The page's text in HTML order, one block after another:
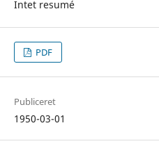
Intet resumé
PDF
Publiceret
1950-03-01